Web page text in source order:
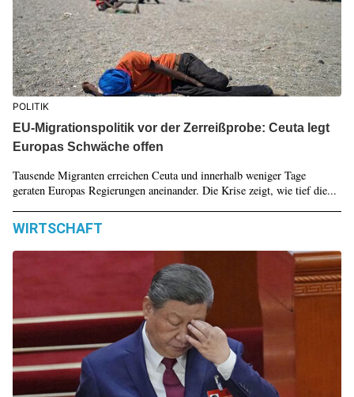
POLITIK
EU-Migrationspolitik vor der Zerreißprobe: Ceuta legt
Europas Schwäche offen
Tausende Migranten erreichen Ceuta und innerhalb weniger Tage
geraten Europas Regierungen aneinander. Die Krise zeigt, wie tief die...
WIRTSCHAFT